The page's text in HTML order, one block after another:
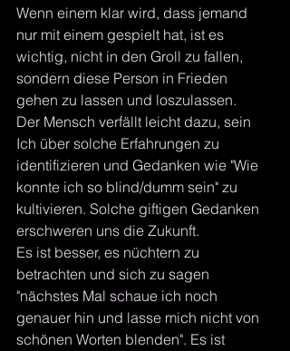
Wenn einem klar wird, dass jemand
nur mit einem gespielt hat, ist es
wichtig, nicht in den Groll zu fallen,
sondern diese Person in Frieden
gehen zu lassen und loszulassen.
Der Mensch verfällt leicht dazu, sein
Ich über solche Erfahrungen zu
identifizieren und Gedanken wie "Wie
konnte ich so blind/dumm sein" zu
kultivieren. Solche giftigen Gedanken
erschweren uns die Zukunft.
Es ist besser, es nüchtern zu
betrachten und sich zu sagen
"nächstes Mal schaue ich noch
genauer hin und lasse mich nicht von
schönen Worten blenden". Es ist